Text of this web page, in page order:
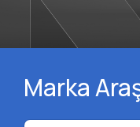
Marka